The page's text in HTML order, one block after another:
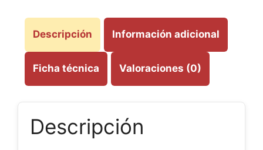
Descripción Información adicional
Ficha técnica Valoraciones (0)
Descripción